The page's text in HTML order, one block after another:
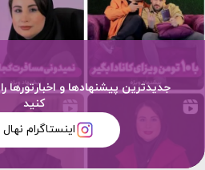
جدیدترین پیشنهادها و اخبارتورها
کنید
اینستاگرام